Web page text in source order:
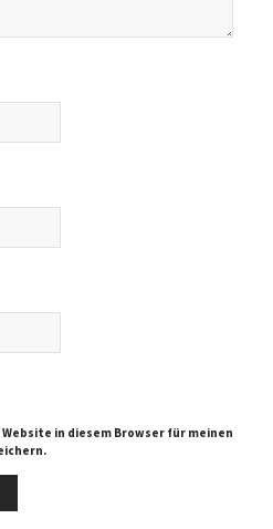
Website in diesem Browser für meinen